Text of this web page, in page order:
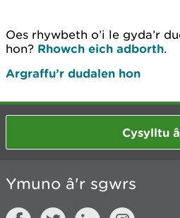
Oes rhywbeth o’i le gyda’r
hon? Rhowch eich adborth.
Argraffu’r dudalen hon
Cysylltu
Ymuno â'r sgwrs